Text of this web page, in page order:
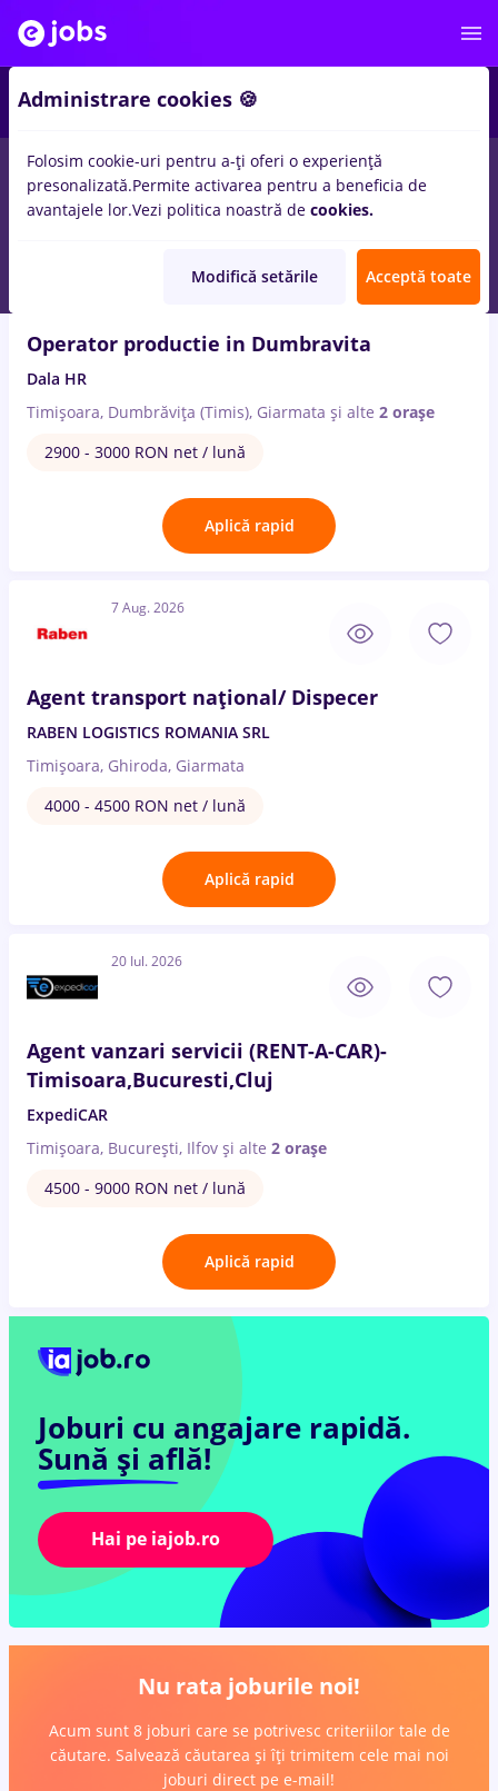
locuri de muncacu salarii back office operatorin
Transport / Distributie
Operator productie in Dumbravita
Dala HR
Timișoara, Dumbrăvița (Timis), Giarmata și alte 2 orașe
2900 - 3000 RON net / lună
Aplică rapid
7 Aug. 2026
Agent transport național/ Dispecer
RABEN LOGISTICS ROMANIA SRL
Timișoara, Ghiroda, Giarmata
4000 - 4500 RON net / lună
Aplică rapid
20 Iul. 2026
Agent vanzari servicii (RENT-A-CAR)-
Timisoara,Bucuresti,Cluj
ExpediCAR
Timișoara, București, Ilfov și alte 2 orașe
4500 - 9000 RON net / lună
Aplică rapid
Joburi cu angajare rapidă.
Sună și află!
Hai pe iajob.ro
Nu rata joburile noi!
Acum sunt 8 joburi care se potrivesc criteriilor tale de
căutare. Salvează căutarea și îți trimitem cele mai noi
joburi direct pe e-mail!
Administrare cookies 🍪
Folosim cookie-uri pentru a-ți oferi o experiență
presonalizată.Permite activarea pentru a beneficia de
avantajele lor.Vezi politica noastră de cookies.
Modifică setările Acceptă toate